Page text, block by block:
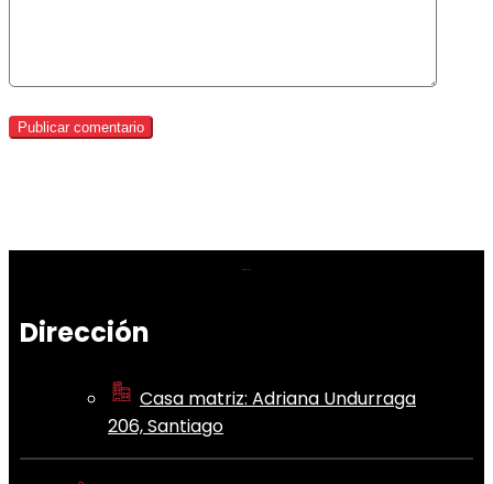
Dirección
Casa matriz: Adriana Undurraga
206, Santiago